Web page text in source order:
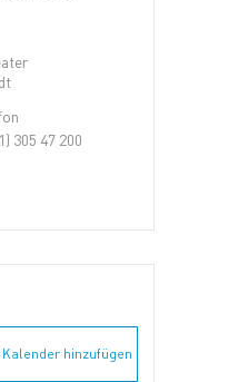
305 47 200
Kalender hinzufügen